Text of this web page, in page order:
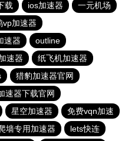
载 ios加速器
一元机场
vp加速器
速器
outline
速器
纸飞机加速器
猎豹加速器官网
速器下载官网
星空加速器
免费vqn加速
墙专用加速器
lets快连